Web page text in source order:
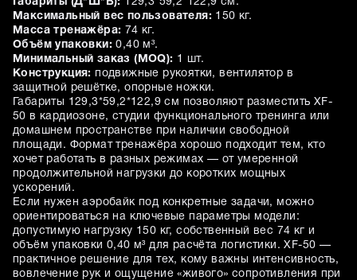
Максимальный вес пользователя: 150 кг.
Масса тренажёра: 74 кг.
Объём упаковки: 0,40 м³.
Минимальный заказ (MOQ): 1 шт.
Конструкция: подвижные рукоятки, вентилятор в
защитной решётке, опорные ножки.
Габариты 129,3*59,2*122,9 см позволяют разместить XF-
50 в кардиозоне, студии функционального тренинга или
домашнем пространстве при наличии свободной
площади. Формат тренажёра хорошо подходит тем, кто
хочет работать в разных режимах — от умеренной
продолжительной нагрузки до коротких мощных
ускорений.
Если нужен аэробайк под конкретные задачи, можно
ориентироваться на ключевые параметры модели:
допустимую нагрузку 150 кг, собственный вес 74 кг и
объём упаковки 0,40 м³ для расчёта логистики. XF-50 —
практичное решение для тех, кому важны интенсивность,
вовлечение рук и ощущение «живого» сопротивления при